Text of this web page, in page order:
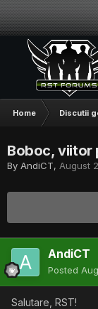
Home Discutii
Boboc, viitor
By AndiCT, August
AndiCT
Posted
Salutare, RST!